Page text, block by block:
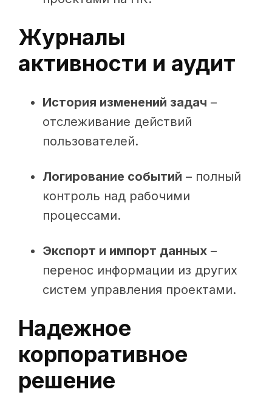
Журналы
активности и аудит
История изменений задач –
отслеживание действий
пользователей.
Логирование событий – полный
контроль над рабочими
процессами.
Экспорт и импорт данных –
перенос информации из других
систем управления проектами.
Надежное
корпоративное
решение